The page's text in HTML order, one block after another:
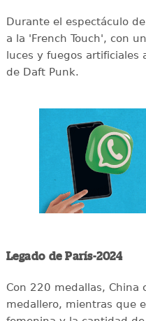
Durante el espectáculo
a la 'French Touch', con
luces y fuegos artificiales
de Daft Punk.
Legado de París-2024
Con 220 medallas, China
medallero, mientras que